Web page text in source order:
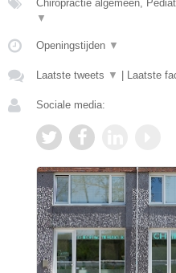
Chiropractie algemeen,
▼
Openingstijden ▼
Laatste tweets ▼ Laatste
Sociale media: